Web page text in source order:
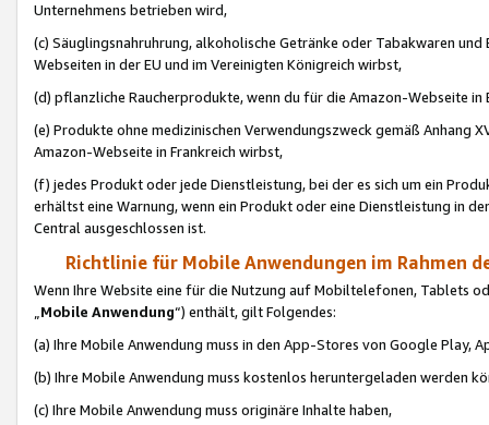
Unternehmens betrieben wird,
(c) Säuglingsnahruhrung, alkoholische Getränke oder Tabakwaren
Webseiten in der EU und im Vereinigten Königreich wirbst,
(d) pflanzliche Raucherprodukte, wenn du für die Amazon-Webseite in
(e) Produkte ohne medizinischen Verwendungszweck gemäß Anhang
Amazon-Webseite in Frankreich wirbst,
(f) jedes Produkt oder jede Dienstleistung, bei der es sich um ein
erhältst eine Warnung, wenn ein Produkt oder eine Dienstleistung in
Central ausgeschlossen ist.
Richtlinie für Mobile Anwendungen im Rahmen
Wenn Ihre Website eine für die Nutzung auf Mobiltelefonen, Tablets
„Mobile Anwendung“) enthält, gilt Folgendes:
(a) Ihre Mobile Anwendung muss in den App-Stores von Google Play,
(b) Ihre Mobile Anwendung muss kostenlos heruntergeladen werden
(c) Ihre Mobile Anwendung muss originäre Inhalte haben,